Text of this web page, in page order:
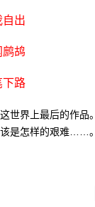
出
鸪
路
界上最后的作品
是怎样的艰难……。